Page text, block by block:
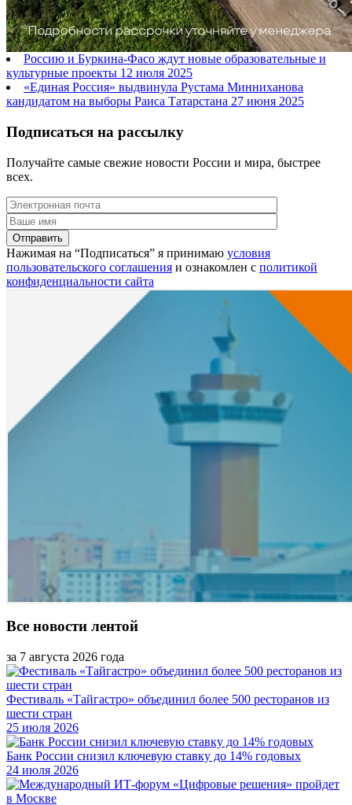
Россию и Буркина-Фасо ждут новые образовательные и
культурные проекты 12 июля 2025
«Единая Россия» выдвинула Рустама Минниханова
кандидатом на выборы Раиса Татарстана 27 июня 2025
Подписаться на рассылку
Получайте самые свежие новости России и мира, быстрее
всех.
Нажимая на “Подписаться” я принимаю условия
пользовательского соглашения и ознакомлен с политикой
конфиденциальности сайта
Все новости лентой
за 7 августа 2026 года
Фестиваль «Тайгастро» объединил более 500 ресторанов из
шести стран
25 июля 2026
Банк России снизил ключевую ставку до 14% годовых
24 июля 2026